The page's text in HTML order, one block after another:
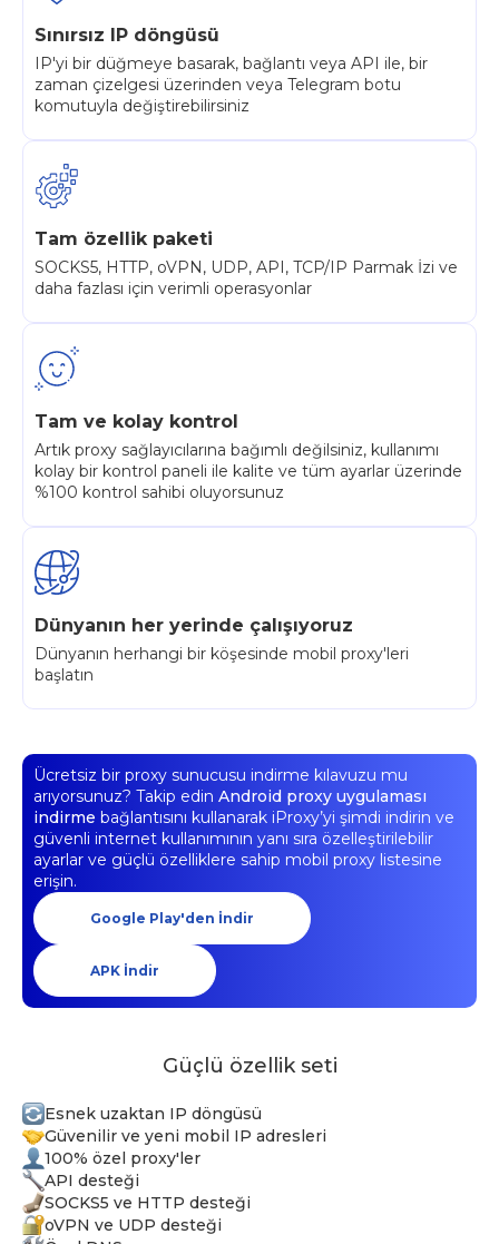
Sınırsız IP döngüsü
IP'yi bir düğmeye basarak, bağlantı veya API ile, bir
zaman çizelgesi üzerinden veya Telegram botu
komutuyla değiştirebilirsiniz
Tam özellik paketi
SOCKS5, HTTP, oVPN, UDP, API, TCP/IP Parmak İzi ve
daha fazlası için verimli operasyonlar
Tam ve kolay kontrol
Artık proxy sağlayıcılarına bağımlı değilsiniz, kullanımı
kolay bir kontrol paneli ile kalite ve tüm ayarlar üzerinde
%100 kontrol sahibi oluyorsunuz
Dünyanın her yerinde çalışıyoruz
Dünyanın herhangi bir köşesinde mobil proxy'leri
başlatın
Ücretsiz bir proxy sunucusu indirme kılavuzu mu
arıyorsunuz? Takip edin Android proxy uygulaması
indirme bağlantısını kullanarak iProxy’yi şimdi indirin ve
güvenli internet kullanımının yanı sıra özelleştirilebilir
ayarlar ve güçlü özelliklere sahip mobil proxy listesine
erişin.
Google Play'den İndir
APK İndir
Güçlü özellik seti
Esnek uzaktan IP döngüsü
Güvenilir ve yeni mobil IP adresleri
100% özel proxy'ler
API desteği
SOCKS5 ve HTTP desteği
oVPN ve UDP desteği